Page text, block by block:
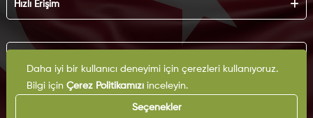
Hızlı Erişim
Künye
Reklam
İş Birliği
Arşiv
İletişim
KVKK
Çerez Politikası
Daha iyi bir kullanıcı deneyimi için çerezleri kullanıyoruz.
Bilgi için Çerez Politikamızıinceleyin.
Seçenekler